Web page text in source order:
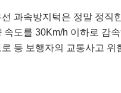
과속방지턱은 정말 정직
속도를 30Km/h 이하로 감
등 보행자의 교통사고 위